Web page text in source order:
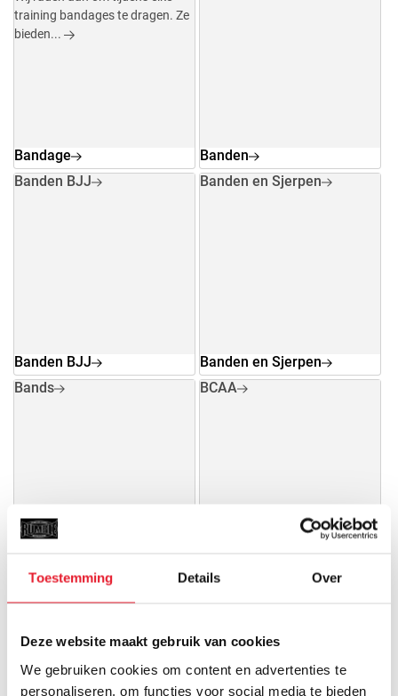
Toestemming Details Over
Deze website maakt gebruik van cookies
We gebruiken cookies om content en advertenties te
personaliseren, om functies voor social media te bieden
training bandages te dragen. Ze
bieden...
Bandage
Banden
Banden BJJ
Banden BJJ
Banden en Sjerpen
Banden en Sjerpen
Bands
Bands
BCAA
BCAA
daarom vinden wij het erg